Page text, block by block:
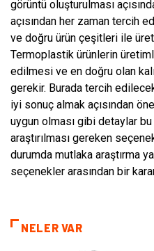
görüntü oluşturulması
açısından her zaman tercih
ve doğru ürün çeşitleri ile
Termoplastik ürünlerin
edilmesi ve en doğru olan
gerekir. Burada tercih
iyi sonuç almak açısından
uygun olması gibi detaylar
araştırılması gereken
durumda mutlaka araştırma
seçenekler arasından bir
NELER VAR